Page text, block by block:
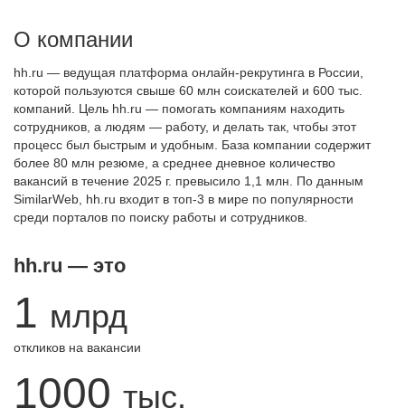
О компании
hh.ru — ведущая платформа онлайн-рекрутинга в России,
которой пользуются свыше 60 млн соискателей и 600 тыс.
компаний. Цель hh.ru — помогать компаниям находить
сотрудников, а людям — работу, и делать так, чтобы этот
процесс был быстрым и удобным. База компании содержит
более 80 млн резюме, а среднее дневное количество
вакансий в течение 2025 г. превысило 1,1 млн. По данным
SimilarWeb, hh.ru входит в топ-3 в мире по популярности
среди порталов по поиску работы и сотрудников.
hh.ru — это
1 млрд
откликов на вакансии
1000 тыс.